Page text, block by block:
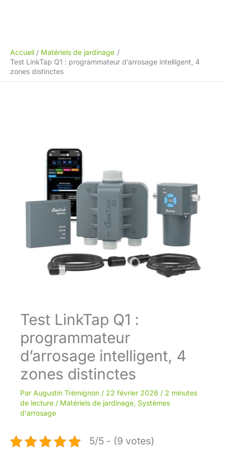
Accueil
Matériels de jardinage
Test LinkTap Q1 : programmateur d’arrosage intelligent, 4
zones distinctes
Test LinkTap Q1 :
programmateur
d’arrosage intelligent, 4
zones distinctes
Par Augustin Trémignon / 22 février 2026 / 2 minutes
de lecture / Matériels de jardinage, Systèmes
d'arrosage
5/5 - (9 votes)